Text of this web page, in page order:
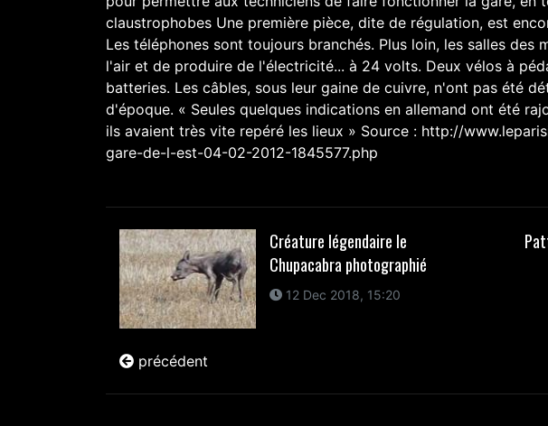
claustrophobes Une première pièce, dite de régulation, est
Les téléphones sont toujours branchés. Plus loin, les salles des
l'air et de produire de l'électricité... à 24 volts. Deux vélos à
batteries. Les câbles, sous leur gaine de cuivre, n'ont pas été
d'époque. « Seules quelques indications en allemand ont été
ils avaient très vite repéré les lieux » Source : http://
gare-de-l-est-04-02-2012-1845577.php
Créature légendaire le
Chupacabra photographié
12 Dec 2018, 15:20
précédent